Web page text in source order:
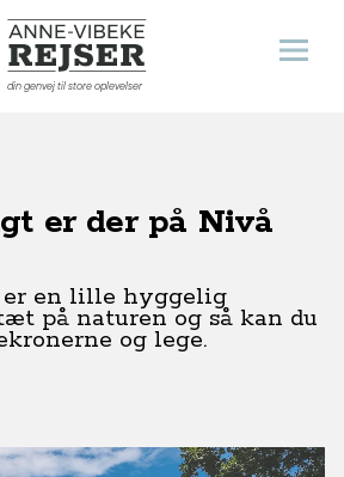
Anne-Vibeke Rejser
din genvej til store oplevelser
Åbn
er der på Nivå
en lille hyggelig
på naturen og så kan du
og lege.